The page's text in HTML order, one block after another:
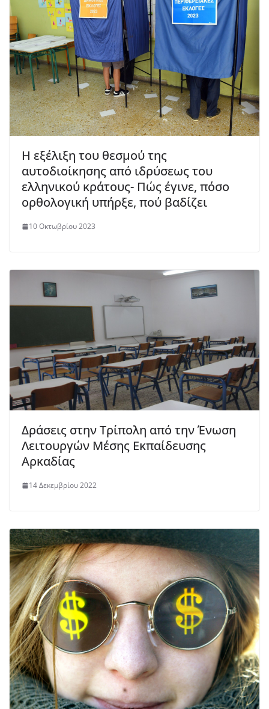
Η εξέλιξη του θεσμού της
αυτοδιοίκησης από ιδρύσεως του
ελληνικού κράτους- Πώς έγινε, πόσο
ορθολογική υπήρξε, πού βαδίζει
10 Οκτωβρίου 2023
Δράσεις στην Τρίπολη από την Ένωση
Λειτουργών Μέσης Εκπαίδευσης
Αρκαδίας
14 Δεκεμβρίου 2022